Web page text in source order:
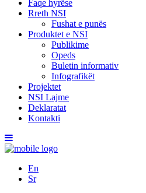
Faqe hyrëse
Rreth NSI
Fushat e punës
Produktet e NSI
Publikime
Opeds
Buletin informativ
Infografikët
Projektet
NSI Lajme
Deklaratat
Kontakti
En
Sr